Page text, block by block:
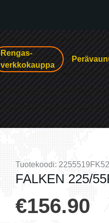
Rengas-
verkkokauppa
Tuotekoodi:
FALKEN 225/
€156.90